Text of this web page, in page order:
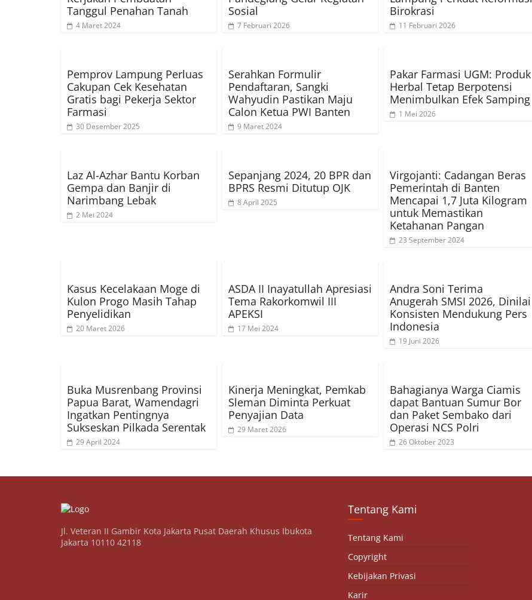
Tanggul Penahan Tanah
4 Maret 2024
Sosial
7 Februari 2026
Birokrasi
11 Februari 2026
Pemprov Lampung Perluas
Cakupan Cek Kesehatan
Gratis bagi Pekerja Sektor
Farmasi
30 Desember 2025
Serahkan Formulir
Pendaftaran, Sangki
Wahyudin Pastikan Maju
Calon Ketua PWI Banten
9 Maret 2024
Pakar Farmasi UGM: Produk
Herbal Tetap Berpotensi
Menimbulkan Efek Samping
1 Mei 2026
Laz Al-Azhar Bantu Korban
Gempa dan Banjir di
Narimbang Lebak
2 Mei 2024
Sepanjang 2024, 20 BPR dan
BPRS Resmi Ditutup OJK
8 April 2025
Virgojanti: Cadangan Beras
Pemerintah di Banten
Mencapai 1,7 Juta Kilogram
untuk Memastikan
Ketahanan Pangan
23 September 2024
Kasus Kecelakaan Moge di
Kulon Progo Masih Tahap
Penyelidikan
20 Maret 2026
ASDA II Inayatullah Apresiasi
Tema Rakorkomwil III
APEKSI
17 Mei 2024
Andra Soni Terima
Anugerah SMSI 2026, Dinilai
Konsisten Mendukung Pers
Indonesia
19 Juni 2026
Buka Musrenbang Provinsi
Papua Barat, Wamendagri
Ingatkan Pentingnya
Sukseskan Pilkada Serentak
29 April 2024
Kinerja Meningkat, Pemkab
Sleman Diminta Perkuat
Penyajian Data
29 Maret 2026
Bahagianya Warga Ciamis
dapat Bantuan Sumur Bor
dan Paket Sembako dari
Operasi NCS Polri
26 Oktober 2023
Jl. Veteran II Gambir Kota Jakarta Pusat Daerah Khusus Ibukota
Jakarta 10110 42118
Tentang Kami
Tentang Kami
Copyright
Kebijakan Privasi
Karir